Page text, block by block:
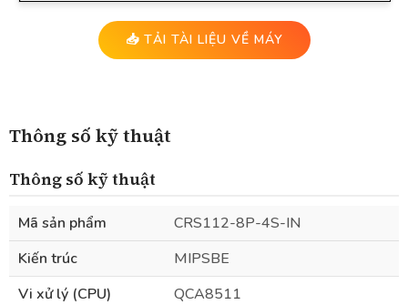
📥 TẢI TÀI LIỆU VỀ MÁY
Thông số kỹ thuật
Thông số kỹ thuật
Mã sản phẩm
CRS112-8P-4S-IN
Kiến trúc
MIPSBE
Vi xử lý (CPU)
QCA8511